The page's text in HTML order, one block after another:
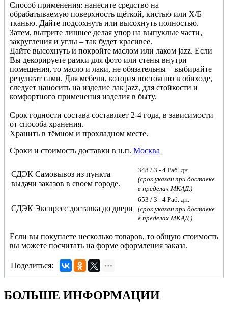
Способ применения: нанесите средство на
обрабатываемую поверхность щёткой, кистью или Х/Б
тканью. Дайте подсохнуть или высохнуть полностью.
Затем, вытрите лишнее делая упор на выпуклые части,
закругления и углы – так будет красивее.
Дайте высохнуть и покройте маслом или лаком jazz. Если
Вы декорируете рамки для фото или стены внутри
помещения, то масло и лаки, не обязательны – выбирайте
результат сами. Для мебели, которая постоянно в обиходе,
следует наносить на изделие лак jazz, для стойкости и
комфортного применения изделия в быту.
Срок годности состава составляет 2-4 года, в зависимости
от способа хранения.
Хранить в тёмном и прохладном месте.
Сроки и стоимость доставки в н.п. Москва
СДЭК Самовывоз из пункта
выдачи заказов в своем городе.
348 / 3 - 4 Раб. дн.
(срок указан при доставке
в пределах МКАД.)
СДЭК Экспресс доставка до двери
653 / 3 - 4 Раб. дн.
(срок указан при доставке
в пределах МКАД.)
Если вы покупаете несколько товаров, то общую стоимость
вы можете посчитать на форме оформления заказа.
Поделиться:
БОЛЬШЕ ИНФОРМАЦИИ